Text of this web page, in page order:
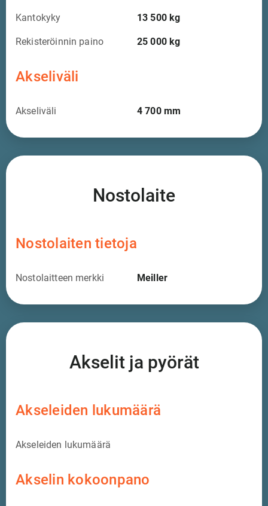
Kantokyky 13 500kg
Rekisteröinnin paino 25 000kg
Akseliväli
Akseliväli 4 700 mm
Nostolaite
Nostolaiten tietoja
Nostolaitteen merkki Meiller
Akselit ja pyörät
Akseleiden lukumäärä
Akseleiden lukumäärä
Akselin kokoonpano